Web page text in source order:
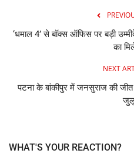
‘धमाल 4’ से बॉक्स ऑफिस पर बड़ी
का
NEXT
पटना के बांकीपुर में जनसुराज की
WHAT'S YOUR REACTION?